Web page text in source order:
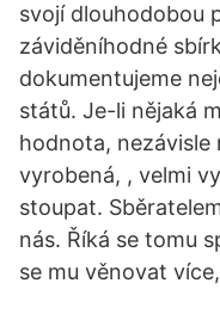
svojí dlouhodobou
záviděníhodné
dokumentujeme
států. Je-li nějaká
hodnota, nezávisle
vyrobená, , velmi
stoupat.
nás. Říká se tomu
se mu věnovat